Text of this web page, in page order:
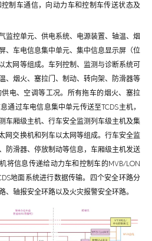
制车通信，向动力车和控制车传送状态及
监控单元、供电系统、电源装置、轴温、烟
、车电信息集中单元、集中信息显示屏（位
太网等组成。车列控制、监测与诊断系统可
、烟火、塞拉门、制动、转向架、防滑器等
电、空调等工况。所有拖车的烟火、塞拉
通过车电信息集中单元传送至TCDS主机，
车厢级主机、行车安全监测列车级主机及集
网交换机和列车以太网等组成。行车安全监
防滑器、停放制动等信息，车厢级主机发送
将信息传递给动力车和控制车的MVB/LON
地面系统进行数据传输。四个安全环路分
、轴报安全环路以及火灾报警安全环路。